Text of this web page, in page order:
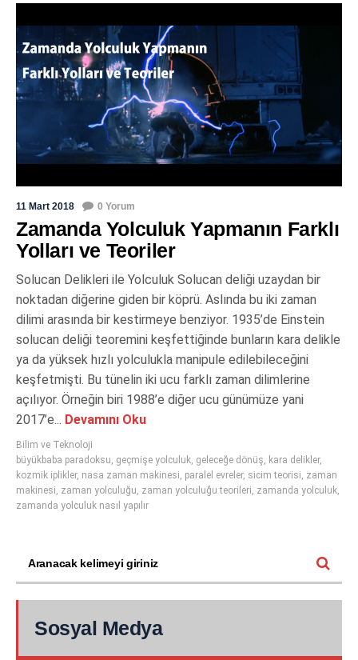
11 Mart 2018 0 Yorum
Zamanda Yolculuk Yapmanın Farklı
Yolları ve Teoriler
Solucan Delikleri ile Yolculuk Solucan deliği uzaydan bir
noktadan diğerine giden bir köprü. Aslında bu iki zaman
dilimi arasında bir kestirmeye benziyor. 1935’de Einstein
solucan deliği teoremini keşfettiğinde bunların kara delikle
ya da yüksek hızlı yolculukla manipule edilebileceğini
keşfetmişti. Bu tünelin iki ucu farklı zaman dilimlerine
açılıyor. Örneğin biri 1988’e diğer ucu günümüze yani
2017’e... Devamını Oku
Bilim ve Teknoloji
büyükbaba paradoksu, geçmişe yolculuk, geleceğe dönüş, kara delikler,
kozmik iplikler, nasa zaman makinesi, paralel evreler, sicim teorisi, zaman
makinesi, zaman yolculuğu, zaman yolculuğu teorileri, zamanda yolculuk,
zamanda yolculuk nasıl yapılır
Sosyal Medya